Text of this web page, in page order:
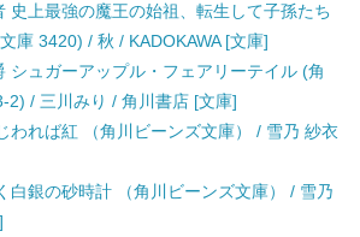
史上最強の魔王の始祖、転生して子孫たち
庫 3420) / 秋 / KADOKAWA [文庫]
シュガーアップル・フェアリーテイル (角
2) / 三川みり / 角川書店 [文庫]
われば紅 （角川ビーンズ文庫） / 雪乃 紗衣
白銀の砂時計 （角川ビーンズ文庫） / 雪乃